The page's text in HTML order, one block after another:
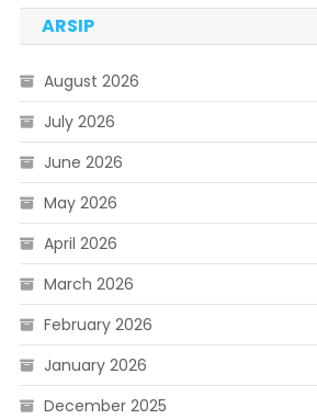
ARSIP
August 2026
July 2026
June 2026
May 2026
April 2026
March 2026
February 2026
January 2026
December 2025